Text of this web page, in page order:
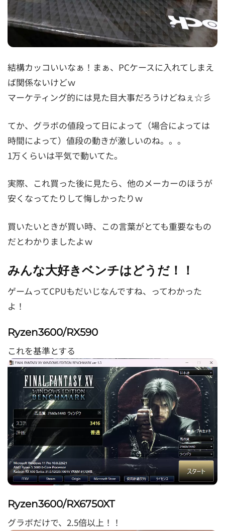
結構カッコいいなぁ！まぁ、PCケースに入れてしまえ
ば関係ないけどｗ
マーケティング的には見た目大事だろうけどねぇ☆彡
てか、グラボの値段って日によって（場合によっては
時間によって）値段の動きが激しいのね。。。
1万くらいは平気で動いてた。
実際、これ買った後に見たら、他のメーカーのほうが
安くなってたりして悔しかったりｗ
買いたいときが買い時、この言葉がとても重要なもの
だとわかりましたよｗ
みんな大好きベンチはどうだ！！
ゲームってCPUもだいじなんですね、ってわかった
よ！
Ryzen3600/RX590
これを基準とする
Ryzen3600/RX6750XT
グラボだけで、2.5倍以上！！